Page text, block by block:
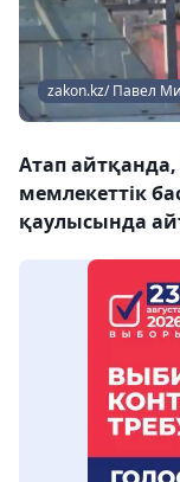
zakon.kz/ Павел
Атап айтқанда,
мемлекеттік
қаулысында